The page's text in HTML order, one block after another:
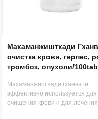
Махаманжиштхади
очистка крови, герпес,
тромбоз, опухоли/
Махаманжистхади гханвати
эффективно используется для
очищения крови и для